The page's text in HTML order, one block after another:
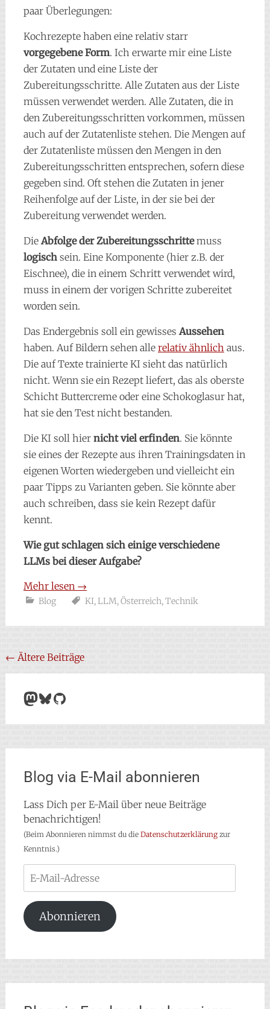
paar Überlegungen:
Kochrezepte haben eine relativ starr
vorgegebene Form. Ich erwarte mir eine Liste
der Zutaten und eine Liste der
Zubereitungsschritte. Alle Zutaten aus der Liste
müssen verwendet werden. Alle Zutaten, die in
den Zubereitungsschritten vorkommen, müssen
auch auf der Zutatenliste stehen. Die Mengen auf
der Zutatenliste müssen den Mengen in den
Zubereitungsschritten entsprechen, sofern diese
gegeben sind. Oft stehen die Zutaten in jener
Reihenfolge auf der Liste, in der sie bei der
Zubereitung verwendet werden.
Die Abfolge der Zubereitungsschrittemuss
logisch sein. Eine Komponente (hier z.B. der
Eischnee), die in einem Schritt verwendet wird,
muss in einem der vorigen Schritte zubereitet
worden sein.
Das Endergebnis soll ein gewisses Aussehen
haben. Auf Bildern sehen alle relativ ähnlich aus.
Die auf Texte trainierte KI sieht das natürlich
nicht. Wenn sie ein Rezept liefert, das als oberste
Schicht Buttercreme oder eine Schokoglasur hat,
hat sie den Test nicht bestanden.
Die KI soll hier nicht viel erfinden. Sie könnte
sie eines der Rezepte aus ihren Trainingsdaten in
eigenen Worten wiedergeben und vielleicht ein
paar Tipps zu Varianten geben. Sie könnte aber
auch schreiben, dass sie kein Rezept dafür
kennt.
Wie gut schlagen sich einige verschiedene
LLMs bei dieser Aufgabe?
Mehr lesen →
Blog KI,LLM,Österreich,Technik
Beitragsnavigation
← Ältere Beiträge
Mastodon
Bluesky
GitHub
Blog via E-Mail abonnieren
Lass Dich per E-Mail über neue Beiträge
benachrichtigen!
(Beim Abonnieren nimmst du die Datenschutzerklärungzur
Kenntnis.)
Mail-
Adresse
Abonnieren